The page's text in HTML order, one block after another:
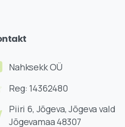
Nahksekk OÜ
Reg: 14362480
Piiri 6, Jõgeva, Jõgeva vald
Jõgevamaa 48307